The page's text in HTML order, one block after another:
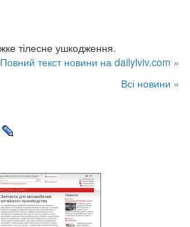
тілесне ушкодження.
Повний текст новини на dailylviv.com »
Всі новини »